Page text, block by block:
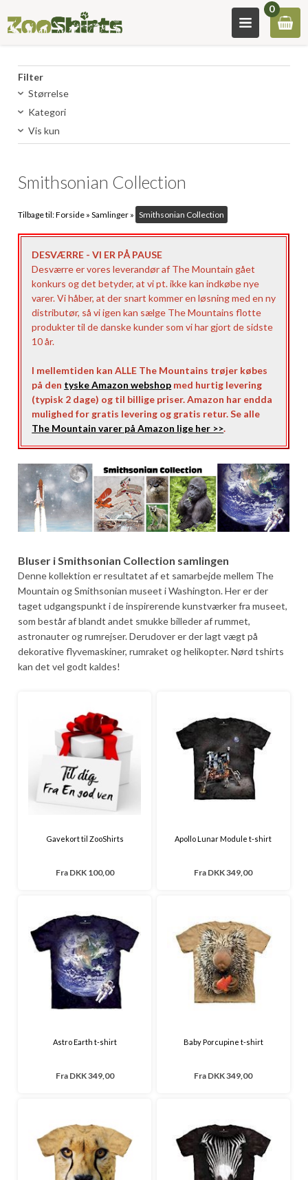
0
Filter
Størrelse
Kategori
Vis kun
Smithsonian Collection
Tilbage til:Forside »Samlinger » Smithsonian Collection
DESVÆRRE - VI ER PÅ PAUSE
Desværre er vores leverandør af The Mountain gået
konkurs og det betyder, at vi pt. ikke kan indkøbe nye
varer. Vi håber, at der snart kommer en løsning med en ny
distributør, så vi igen kan sælge The Mountains flotte
produkter til de danske kunder som vi har gjort de sidste
10 år.
I mellemtiden kan ALLE The Mountains trøjer købes
på den tyske Amazon webshop med hurtig levering
(typisk 2 dage) og til billige priser. Amazon har endda
mulighed for gratis levering og gratis retur. Se alle
The Mountain varer på Amazon lige her >>.
Bluser i Smithsonian Collection samlingen
Denne kollektion er resultatet af et samarbejde mellem The
Mountain og Smithsonian museet i Washington. Her er der
taget udgangspunkt i de inspirerende kunstværker fra museet,
som består af blandt andet smukke billeder af rummet,
astronauter og rumrejser. Derudover er der lagt vægt på
dekorative flyvemaskiner, rumraket og helikopter. Nørd tshirts
kan det vel godt kaldes!
Gavekort til ZooShirts
Fra DKK 100,00
Apollo Lunar Module t-shirt
Fra DKK 349,00
Astro Earth t-shirt
Fra DKK 349,00
Baby Porcupine t-shirt
Fra DKK 349,00